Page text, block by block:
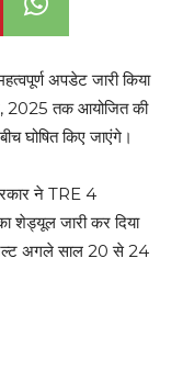
अपडेट जारी किया
2025 तक आयोजित की
घोषित किए जाएंगे।
ने TRE 4
जारी कर दिया
अगले साल 20 से 24